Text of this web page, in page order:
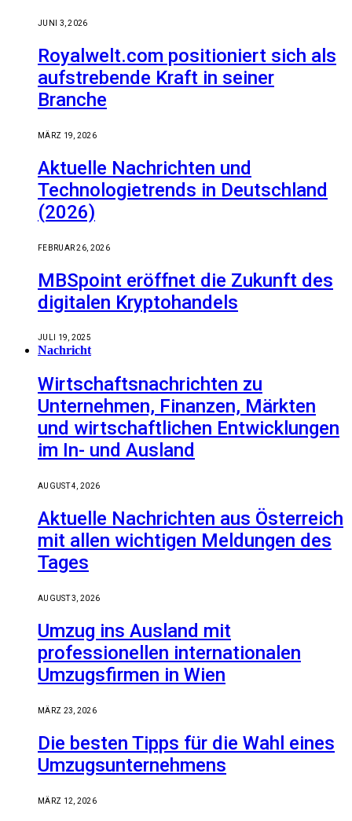
JUNI 3, 2026
Royalwelt.com positioniert sich als
aufstrebende Kraft in seiner
Branche
MÄRZ 19, 2026
Aktuelle Nachrichten und
Technologietrends in Deutschland
(2026)
FEBRUAR 26, 2026
MBSpoint eröffnet die Zukunft des
digitalen Kryptohandels
JULI 19, 2025
Nachricht
Wirtschaftsnachrichten zu
Unternehmen, Finanzen, Märkten
und wirtschaftlichen Entwicklungen
im In- und Ausland
AUGUST 4, 2026
Aktuelle Nachrichten aus Österreich
mit allen wichtigen Meldungen des
Tages
AUGUST 3, 2026
Umzug ins Ausland mit
professionellen internationalen
Umzugsfirmen in Wien
MÄRZ 23, 2026
Die besten Tipps für die Wahl eines
Umzugsunternehmens
MÄRZ 12, 2026